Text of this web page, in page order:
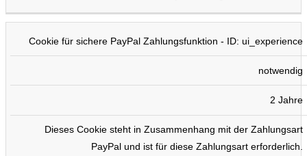
Cookie für sichere PayPal Zahlungsfunktion - ID: ui_experience
notwendig
2 Jahre
Dieses Cookie steht in Zusammenhang mit der Zahlungsart
PayPal und ist für diese Zahlungsart erforderlich.